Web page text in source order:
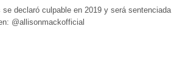
se declaró culpable en 2019 y será sentenciada
@allisonmackofficial